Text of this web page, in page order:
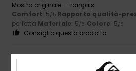
Mostra originale - Français
Comfort: 5/5 Rapporto qualità-
perfetta Materiale: 5/5 Colore: 5/5
Consiglio questo prodotto
5/5